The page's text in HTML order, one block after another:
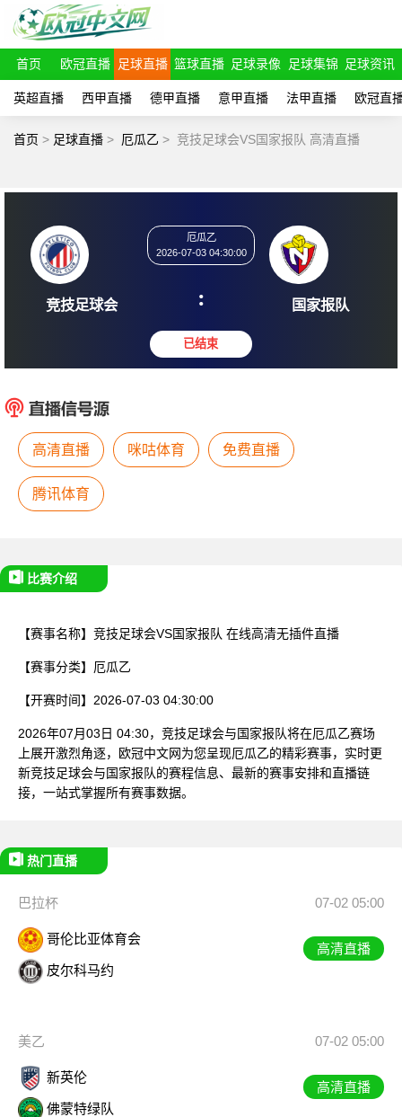
首页 欧冠直播 足球直播 篮球直播 足球录像 足球集锦 足球资讯
英超直播 西甲直播 德甲直播 意甲直播 法甲直播 欧冠直
首页 > 足球直播 > 厄瓜乙 > 竞技足球会VS国家报队 高清直播
竞技足球会
2026-07-03 04:30:00
: 国家
高清直播 咪咕体育 免费直播
腾讯体育
比赛介绍
【赛事名称】 竞技足球会VS国家报队 在线高清无插件直播
【赛事分类】 厄瓜乙
【开赛时间】 2026-07-03 04:30:00
2026年07月03日 04:30，竞技足球会与国家报队将在厄瓜乙赛场
上展开激烈角逐，欧冠中文网为您呈现厄瓜乙的精彩赛事，实时更
新竞技足球会与国家报队的赛程信息、最新的赛事安排和直播链
接，一站式掌握所有赛事数据。
热门直播
巴拉杯 07-02 05:00
哥伦比亚体育会
皮尔科马约
高清直播
美乙 07-02 05:00
新英伦
佛蒙特绿队
高清直播